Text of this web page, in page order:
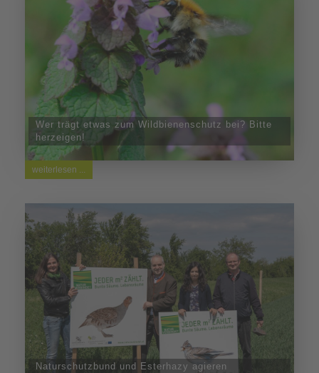
Wer trägt etwas zum Wildbienenschutz bei? Bitte
herzeigen!
weiterlesen ...
Naturschutzbund und Esterhazy agieren